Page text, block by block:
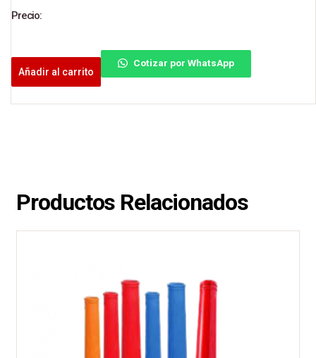
Precio:
Añadir al carrito
Cotizar por WhatsApp
Productos Relacionados